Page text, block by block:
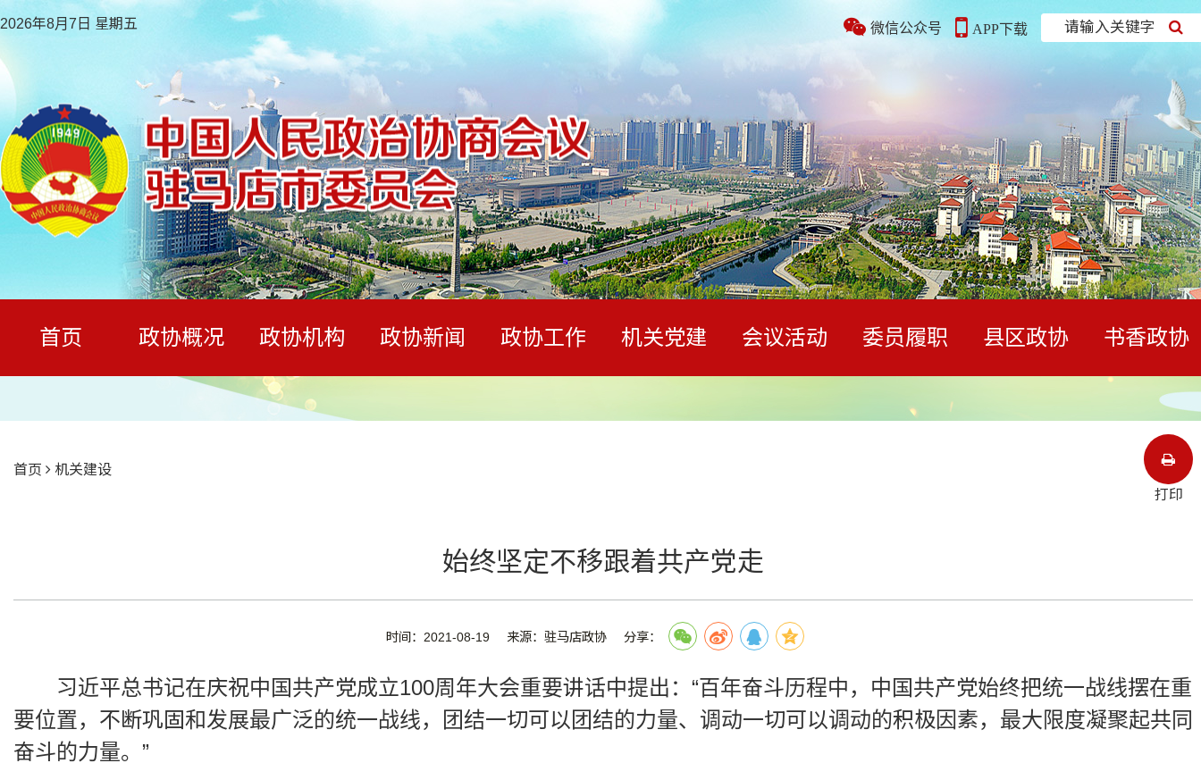
2026年8月7日 星期五 微信公众号 APP下载 请输入关键字
首页 政协概况 政协机构 政协新闻 政协工作 机关党建 会议活动 委员履职 县区政协 书香政协
首页
机关建设
打印
始终坚定不移跟着共产党走
时间：2021-08-19 来源：驻马店政协 分享：
习近平总书记在庆祝中国共产党成立100周年大会重要讲话中提出：“百年奋斗历程中，中国共产党始终把统一战线摆在重
要位置，不断巩固和发展最广泛的统一战线，团结一切可以团结的力量、调动一切可以调动的积极因素，最大限度凝聚起共同
奋斗的力量。”